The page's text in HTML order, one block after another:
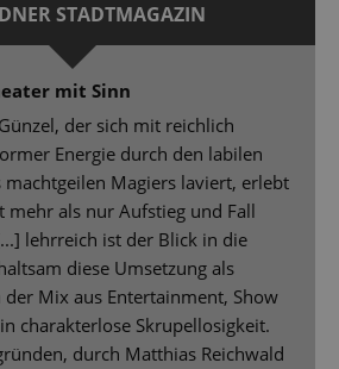
STADTMAGAZIN
mit Sinn
der sich mit reichlich
Energie durch den labilen
machtgeilen Magiers laviert, erlebt
mehr als nur Aufstieg und Fall
lehrreich ist der Blick in die
diese Umsetzung als
der Mix aus Entertainment, Show
charakterlose Skrupellosigkeit.
durch Matthias Reichwald